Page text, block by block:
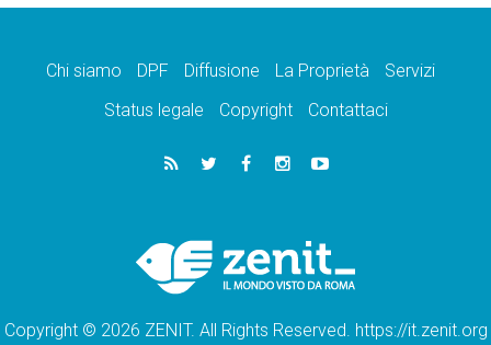
Chi siamo DPF Diffusione La Proprietà
Servizi
Status legale
Copyright Contattaci
Copyright © 2026 ZENIT. All Rights Reserved. https://it.zenit.org